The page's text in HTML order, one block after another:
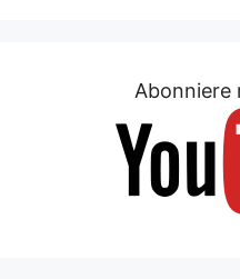
Abonniere